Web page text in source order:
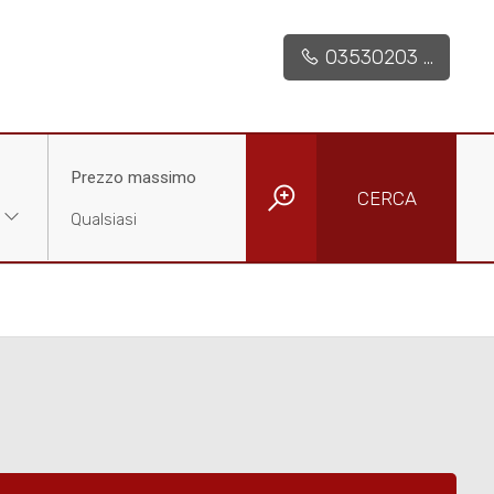
03530203 ...
Prezzo massimo
CERCA